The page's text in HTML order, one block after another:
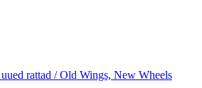
rattad / Old Wings, New Wheels